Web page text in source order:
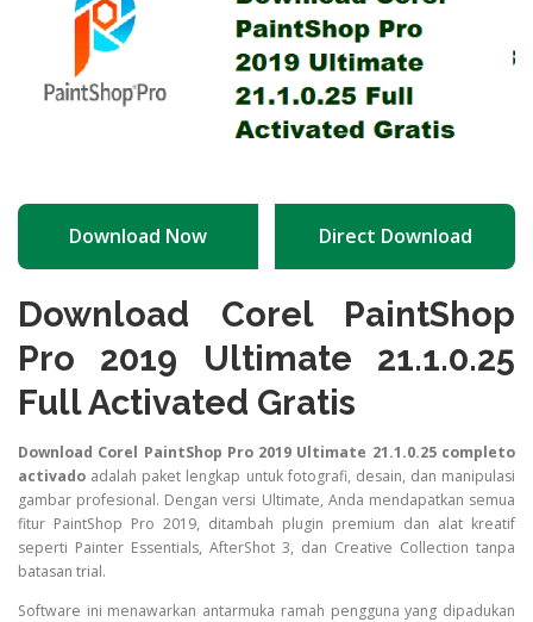
Download Now Direct Download
Download Corel PaintShop
Pro 2019 Ultimate 21.1.0.25
Full Activated Gratis
Download Corel PaintShop Pro 2019 Ultimate 21.1.0.25 completo
activado adalah paket lengkap untuk fotografi, desain, dan manipulasi
gambar profesional. Dengan versi Ultimate, Anda mendapatkan semua
fitur PaintShop Pro 2019, ditambah plugin premium dan alat kreatif
seperti Painter Essentials, AfterShot 3, dan Creative Collection tanpa
batasan trial.
Software ini menawarkan antarmuka ramah pengguna yang dipadukan